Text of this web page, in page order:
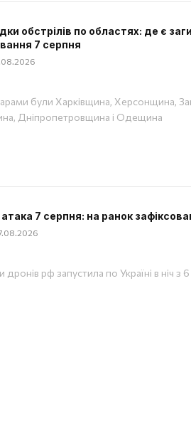
обстрілів по областях: де є
7 серпня
були Харківщина, Херсонщина,
Дніпропетровщина і Одещина
атака 7 серпня: на ранок
дронів рф запустила по Україні в ніч з